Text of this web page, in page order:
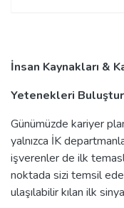
İnsan Kaynakları &
Yetenekleri
Günümüzde kariyer
yalnızca İK
işverenler de ilk
noktada sizi temsil
ulaşılabilir kılan ilk